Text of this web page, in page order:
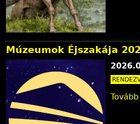
Múzeumok Éjszakája